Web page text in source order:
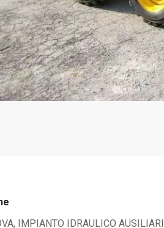
IMPIANTO IDRAULICO